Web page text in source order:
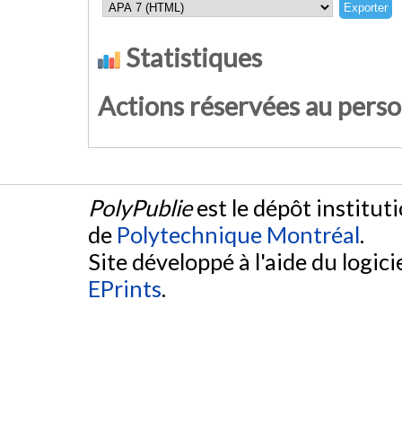
Statistiques
Actions réservées au
PolyPublieest le dépôt
de Polytechnique Montréal.
Site développé à l'aide du
EPrints.